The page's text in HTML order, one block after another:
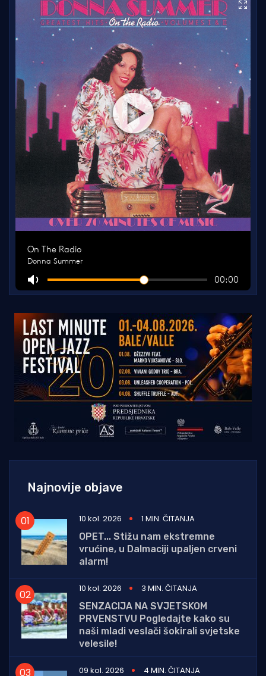
Najnovije objave
10 kol. 2026
1 MIN. ČITANJA
OPET... Stižu nam ekstremne
vrućine, u Dalmaciji upaljen crveni
alarm!
10 kol. 2026
3 MIN. ČITANJA
SENZACIJA NA SVJETSKOM
PRVENSTVU Pogledajte kako su
naši mladi veslači šokirali svjetske
velesile!
09 kol. 2026
4 MIN. ČITANJA